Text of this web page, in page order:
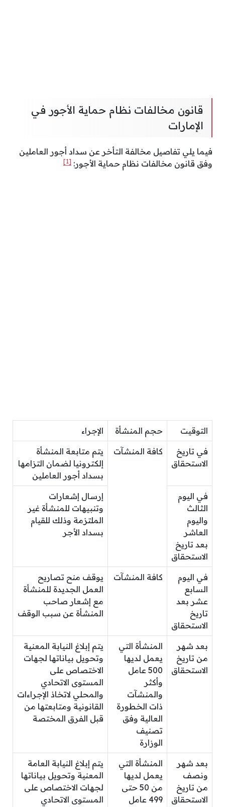
قانون مخالفات نظام حماية الأجور في
الإمارات
فيما يلي تفاصيل مخالفة التأخر عن سداد أجور العاملين
وفق قانون مخالفات نظام حماية الأجور: [1]
التوقيت حجم المنشأة الإجراء
في تاريخ
الاستحقاق
كافة المنشآت
يتم متابعة المنشأة
إلكترونيا لضمان التزامها
بسداد أجور العاملين
في اليوم
الثالث
واليوم
العاشر
بعد تاريخ
الاستحقاق
إرسال إشعارات
وتنبيهات للمنشأة غير
الملتزمة وذلك للقيام
بسداد الأجر
في اليوم
السابع
عشر بعد
تاريخ
الاستحقاق
كافة المنشآت
يوقف منح تصاريح
العمل الجديدة للمنشأة
مع إشعار صاحب
المنشأة عن سبب الوقف
بعد شهر
من تاريخ
الاستحقاق
المنشأة التي
يعمل لديها
500 عامل
وأكثر
والمنشآت
ذات الخطورة
العالية وفق
تصنيف
الوزارة
يتم إبلاغ النيابة المعنية
وتحويل بياناتها لجهات
الاختصاص على
المستوى الاتحادي
والمحلي لاتخاذ الإجراءات
القانونية ومتابعتها من
قبل الفرق المختصة
بعد شهر
ونصف
من تاريخ
الاستحقاق
المنشأة التي
يعمل لديها
من 50 حتى
499 عامل
يتم إبلاغ النيابة العامة
المعنية وتحويل بياناتها
لجهات الاختصاص على
المستوى الاتحادي